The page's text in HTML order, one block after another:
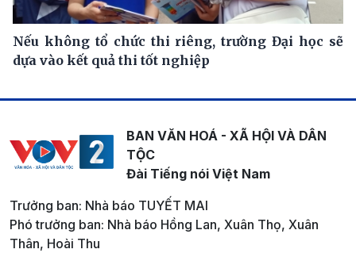
Nếu không tổ chức thi riêng, trường Đại học sẽ
dựa vào kết quả thi tốt nghiệp
BAN VĂN HOÁ - XÃ HỘI VÀ DÂN
TỘC
Đài Tiếng nói Việt Nam
Trưởng ban: Nhà báo TUYẾT MAI
Phó trưởng ban: Nhà báo Hồng Lan, Xuân Thọ, Xuân
Thân, Hoài Thu